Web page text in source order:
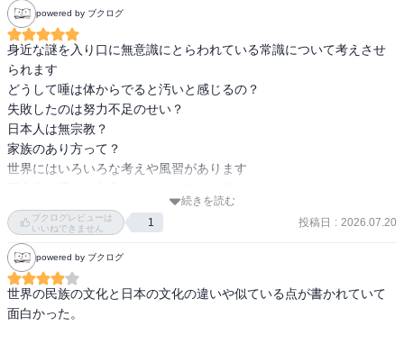
powered by ブクログ
身近な謎を入り口に無意識にとらわれている常識について考えさせ
られます
どうして唾は体からでると汚いと感じるの？
失敗したのは努力不足のせい？
日本人は無宗教？
家族のあり方って？
世界にはいろいろな考えや風習があります
続きを読む
ブクログレビューは
いいねできません
1 投稿日 : 2026.07.20
powered by ブクログ
世界の民族の文化と日本の文化の違いや似ている点が書かれていて
面白かった。